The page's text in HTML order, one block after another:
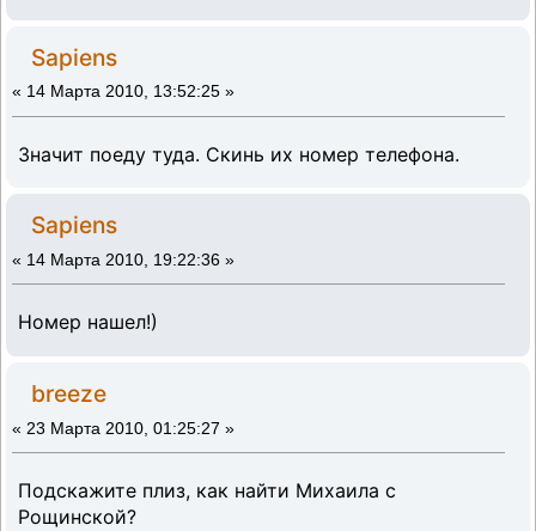
Sapiens
« 14 Марта 2010, 13:52:25 »
Значит поеду туда. Скинь их номер телефона.
Sapiens
« 14 Марта 2010, 19:22:36 »
Номер нашел!)
breeze
« 23 Марта 2010, 01:25:27 »
Подскажите плиз, как найти Михаила с
Рощинской?